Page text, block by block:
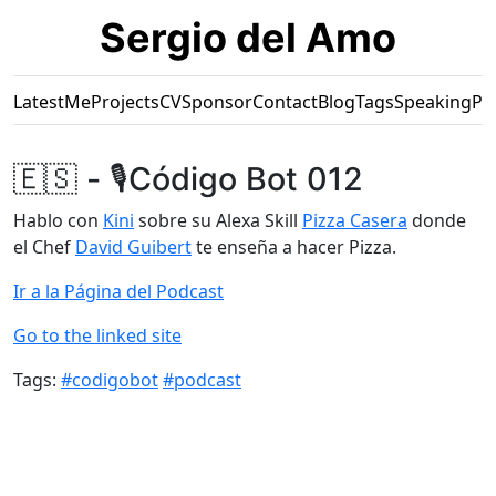
Sergio del Amo
LatestMeProjectsCVSponsorContactBlogTagsSpeaking
🇪🇸 - 🎙Código Bot 012
Hablo con Kini sobre su Alexa Skill Pizza Casera donde
el Chef David Guibertte enseña a hacer Pizza.
Ir a la Página del Podcast
Go to the linked site
Tags: #codigobot#podcast